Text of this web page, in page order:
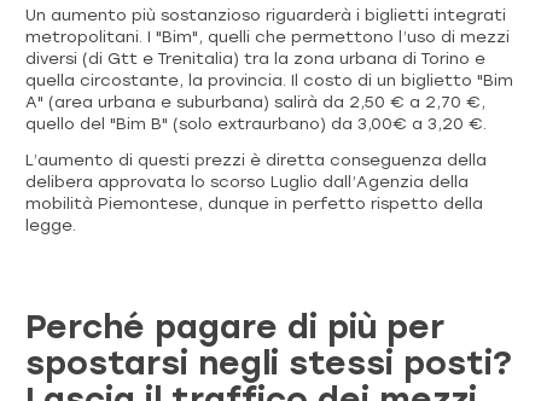
Un aumento più sostanzioso riguarderà i biglietti integrati
metropolitani. I "Bim", quelli che permettono l’uso di mezzi
diversi (di Gtt e Trenitalia) tra la zona urbana di Torino e
quella circostante, la provincia. Il costo di un biglietto "Bim
A" (area urbana e suburbana) salirà da 2,50 € a 2,70 €,
quello del "Bim B" (solo extraurbano) da 3,00€ a 3,20 €.
L’aumento di questi prezzi è diretta conseguenza della
delibera approvata lo scorso Luglio dall’Agenzia della
mobilità Piemontese, dunque in perfetto rispetto della
legge.
Perché pagare di più per
spostarsi negli stessi posti?